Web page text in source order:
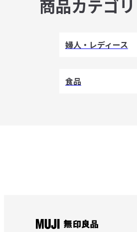
商品カテゴリ
婦人・レディース
食品